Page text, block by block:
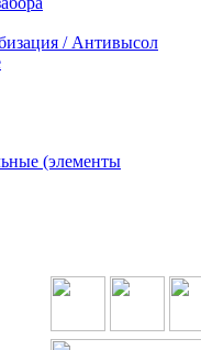
/ Антивысол
(элементы